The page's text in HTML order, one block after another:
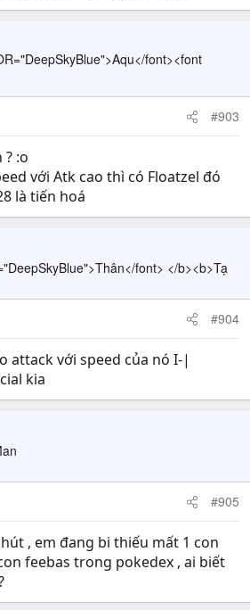
font><font
#903
:o
với Atk cao thì có Floatzel đó
là tiến hoá
font> </b><b>Tạ
#904
attack với speed của nó I-|
kia
#905
, em đang bi thiếu mất 1 con
feebas trong pokedex , ai biết